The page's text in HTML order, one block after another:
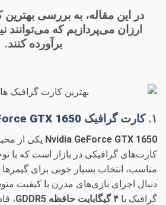
در این مقاله، به بررسی
ارزان می‌پردازیم که می‌توانند
برآورده کنند.
۱. کارت گرافیک Nvidia GeForce GTX 1650
Nvidia GeForce GTX 1650 یکی از
کارت‌های گرافیکی در بازار است که با
مناسب، انتخاب بسیار خوبی برای
دنبال اجرای بازی‌های مدرن با کیفیت
گرافیک با ۴ گیگابایت حافظه GDDR5
،